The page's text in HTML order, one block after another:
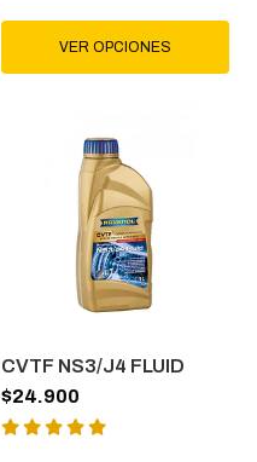
VER OPCIONES
CVTF NS3/J4 FLUID
$24.900